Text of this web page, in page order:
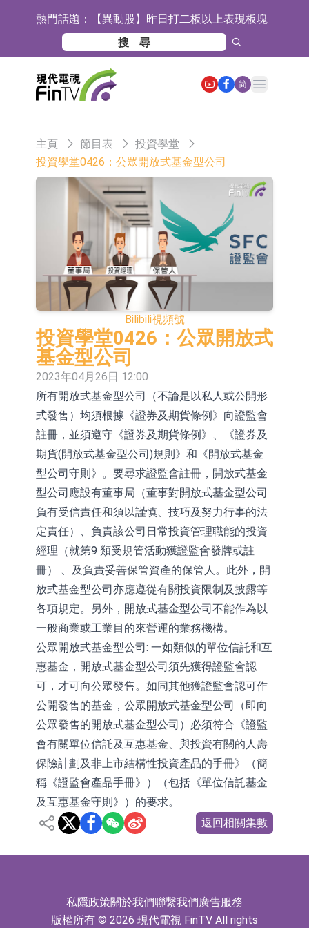
熱門話題： 【異動股】昨日打二板以上表現板塊
拉升，欣天科技(300615.CN)漲
19.97%
【異動股】港股跌幅榜前十，天瑞汽
車内飾(06162.HK)跌18.00%，德信服
務集團(02215.HK)跌16.33%
【異動股】港股漲幅榜前十，中國智
能健康(00348.HK)漲+93.33%，上善
COMMUNE幻師在香港開設旗艦店 拓
理及集團戰略主管
【異動股】港股跌幅榜前十，誼和股
份(01703.HK)跌80.71%，天瑞汽車内
飾(06162.HK)跌62.50%
【異動股】港股漲幅榜前十，辰興發
展(02286.HK)漲+263.21%，德合集團
(00368.HK)漲+163.89%
格林美：目前公司印尼青美邦園區的
鎳資源項目穩定運行
中瓷電子：生產經營正常 公司及子公
司目前訂單飽滿
格林美：正在積極推進MLCC用納米
級鎳粉的技術研發與產業化準備工作
寶明科技：HVLP4/5銅箔主要技術指
標已完成廠內驗證 正布局向下遊客戶
送樣
ST豆神：成立全資公司北京豆神智算
及香港豆神智算 正積極開拓相關業務
卓悅控股(00653.HK)跌44% 建議股份
30合1 與雲累大吉啟動戰略合作
日韓股市雙雙收漲
【異動股】保健品板塊下挫，ST交昂
(600530.CN)跌10.02%
【異動股】半導體設備板塊拉升，中
微公司(688012.CN)漲14.22%
【異動股】港股跌幅榜前十，誼和股
份(01703.HK)跌80.95%，天瑞汽車内
飾(06162.HK)跌52.25%
【異動股】港股漲幅榜前十，辰興發
展(02286.HK)漲+282.08%，德合集團
(00368.HK)漲+120.83%
【異動股】特色藥板塊下挫，同仁堂
(600085.CN)跌2.83%
【異動股】鎢板塊拉升，中鎢高新
(000657.CN)漲7.24%
简
Open main menu
主頁 節目表
投資學堂
投資學堂0426：公眾開放式基金型公司
Bilibili視頻號
投資學堂0426：公眾開放式
基金型公司
2023年04月26日 12:00
所有開放式基金型公司（不論是以私人或公開形
式發售）均須根據《證券及期貨條例》向證監會
註冊，並須遵守《證券及期貨條例》、《證券及
期貨(開放式基金型公司)規則》和《開放式基金
型公司守則》。要尋求證監會註冊，開放式基金
型公司應設有董事局（董事對開放式基金型公司
負有受信責任和須以謹慎、技巧及努力行事的法
定責任）、負責該公司日常投資管理職能的投資
經理（就第9 類受規管活動獲證監會發牌或註
冊） 、及負責妥善保管資產的保管人。此外，開
放式基金型公司亦應遵從有關投資限制及披露等
各項規定。另外，開放式基金型公司不能作為以
一般商業或工業目的來營運的業務機構。
公眾開放式基金型公司: 一如類似的單位信託和互
惠基金，開放式基金型公司須先獲得證監會認
可，才可向公眾發售。如同其他獲證監會認可作
公開發售的基金，公眾開放式基金型公司（即向
公眾發售的開放式基金型公司）必須符合《證監
會有關單位信託及互惠基金、與投資有關的人壽
保險計劃及非上市結構性投資產品的手冊》（簡
稱《證監會產品手冊》）（包括《單位信託基金
及互惠基金守則》）的要求。
返回相關集數
私隱政策關於我們聯繫我們廣告服務
版權所有 © 2026 現代電視 FinTV All rights